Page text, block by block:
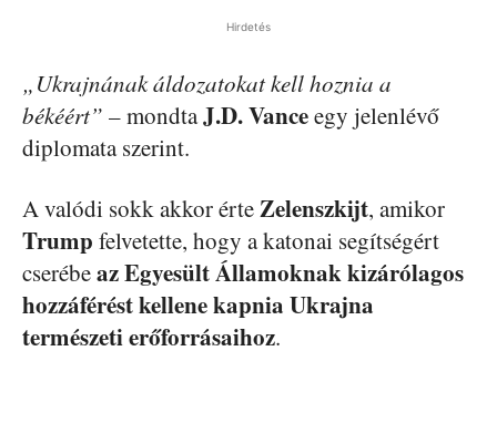
Hirdetés
„Ukrajnának áldozatokat kell hoznia a
békéért” – mondtaJ.D. Vanceegy jelenlévő
diplomata szerint.
A valódi sokk akkor érteZelenszkijt, amikor
Trump felvetette, hogy a katonai segítségért
cserébeaz Egyesült Államoknak kizárólagos
hozzáférést kellene kapnia Ukrajna
természeti erőforrásaihoz.